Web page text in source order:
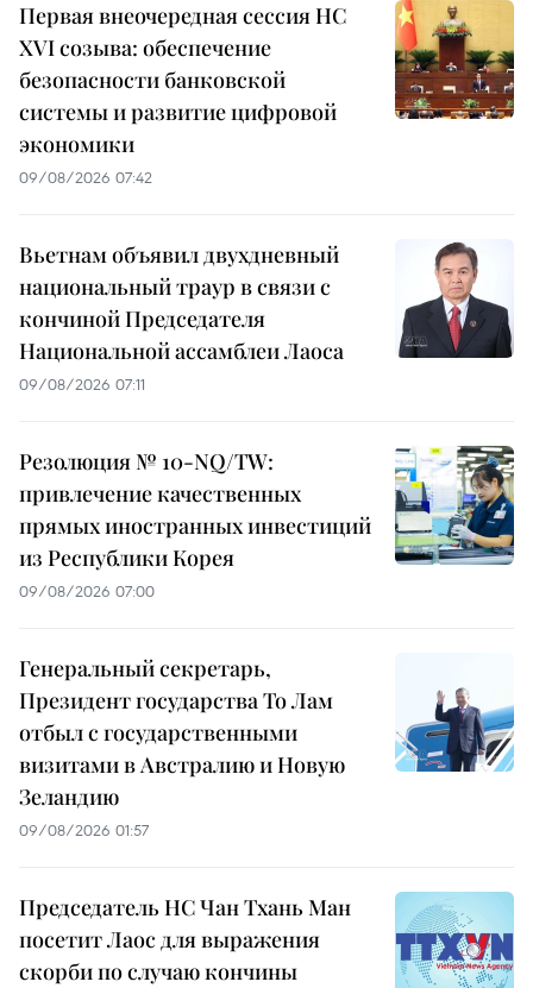
Первая внеочередная сессия НС
XVI созыва: обеспечение
безопасности банковской
системы и развитие цифровой
экономики
09/08/2026 07:42
Вьетнам объявил двухдневный
национальный траур в связи с
кончиной Председателя
Национальной ассамблеи Лаоса
09/08/2026 07:11
Резолюция № 10-NQ/TW:
привлечение качественных
прямых иностранных инвестиций
из Республики Корея
09/08/2026 07:00
Генеральный секретарь,
Президент государства То Лам
отбыл с государственными
визитами в Австралию и Новую
Зеландию
09/08/2026 01:57
Председатель НС Чан Тхань Ман
посетит Лаос для выражения
скорби по случаю кончины